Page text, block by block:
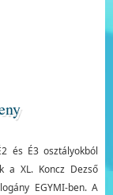
és É3 osztályokból
a XL. Koncz Dezső
EGYMI-ben. A